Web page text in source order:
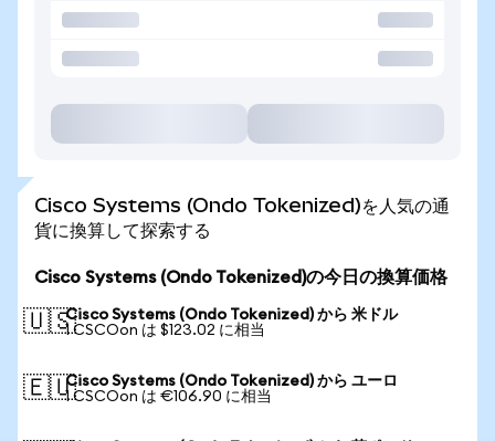
Cisco Systems (Ondo Tokenized)を人気の通
貨に換算して探索する
Cisco Systems (Ondo Tokenized)の今日の換算価格
🇺🇸Cisco Systems (Ondo Tokenized) から 米ドル
1 CSCOon は $123.02 に相当
🇪🇺Cisco Systems (Ondo Tokenized) から ユーロ
1 CSCOon は €106.90 に相当